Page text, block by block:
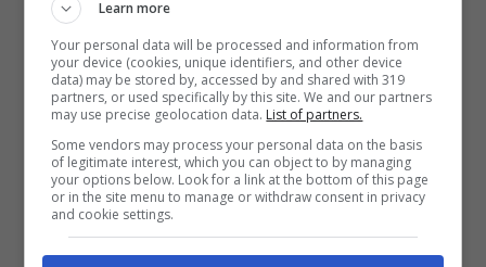
che sono troppo grassa – ha
affermato Agnes – Dicono che il
mio sedere è troppo grosso e i
miei fianchi sono troppo ampi
Mi hanno consigliato di
rimettermi in forma se voglio
Learn more
Your personal data will be processed and information from
your device (cookies, unique identifiers, and other device
data) may be stored by, accessed by and shared with 319
partners, or used specifically by this site. We and our partners
may use precise geolocation data. List of partners.
Some vendors may process your personal data on the basis
of legitimate interest, which you can object to by managing
your options below. Look for a link at the bottom of this page
or in the site menu to manage or withdraw consent in privacy
and cookie settings.